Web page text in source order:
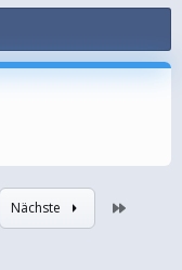
Nächste